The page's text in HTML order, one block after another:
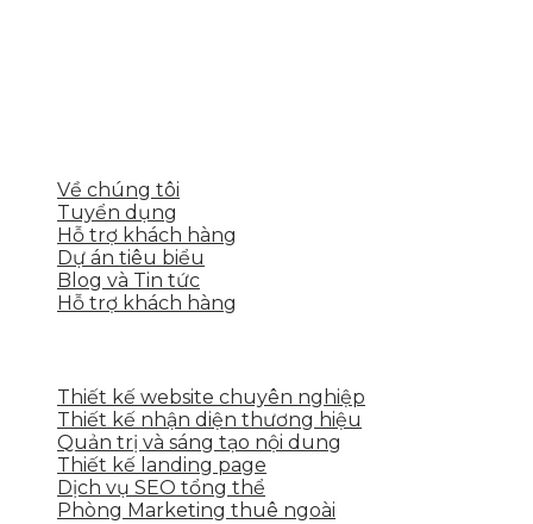
Về chúng tôi
Tuyển dụng
Hỗ trợ khách hàng
Dự án tiêu biểu
Blog và Tin tức
Hỗ trợ khách hàng
Thiết kế website chuyên nghiệp
Thiết kế nhận diện thương hiệu
Quản trị và sáng tạo nội dung
Thiết kế landing page
Dịch vụ SEO tổng thể
Phòng Marketing thuê ngoài